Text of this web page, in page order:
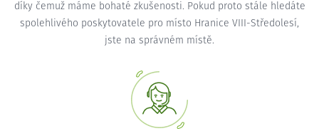
díky čemuž máme bohaté zkušenosti. Pokud proto stále hledáte
spolehlivého poskytovatele pro místo Hranice VIII-Středolesí,
jste na správném místě.